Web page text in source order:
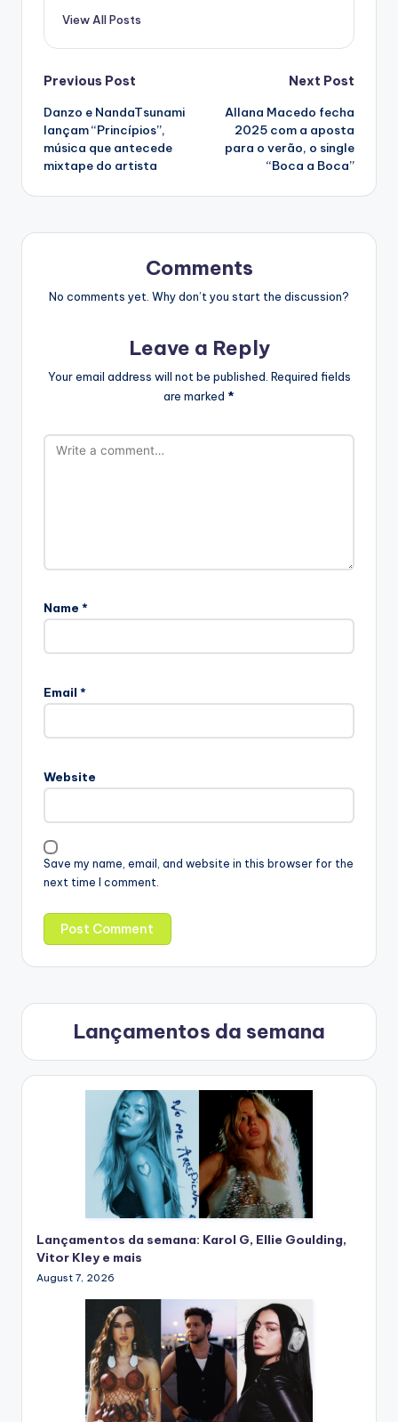
View All Posts
Post
navigation
Previous Post
Danzo e NandaTsunami
lançam “Princípios”,
música que antecede
mixtape do artista
Next Post
Allana Macedo fecha
2025 com a aposta
para o verão, o single
“Boca a Boca”
Comments
No comments yet. Why don’t you start the discussion?
Leave a Reply
Your email address will not be published. Required fields
are marked *
Name *
Email *
Website
Save my name, email, and website in this browser for the
next time I comment.
Lançamentos da semana
Lançamentos da semana: Karol G, Ellie Goulding,
Vitor Kley e mais
August 7, 2026